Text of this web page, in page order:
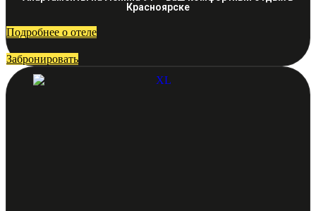
Красноярске
Подробнее о отеле
Забронировать